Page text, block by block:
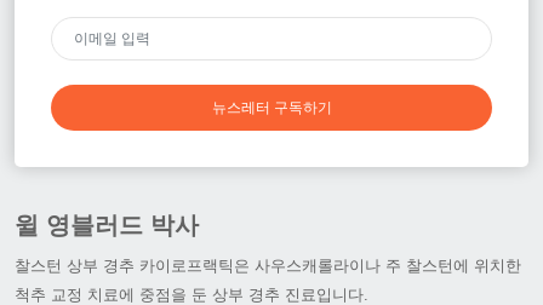
뉴스레터 구독하기
윌 영블러드 박사
찰스턴 상부 경추 카이로프랙틱은 사우스캐롤라이나 주 찰스턴에 위치한
척추 교정 치료에 중점을 둔 상부 경추 진료입니다.